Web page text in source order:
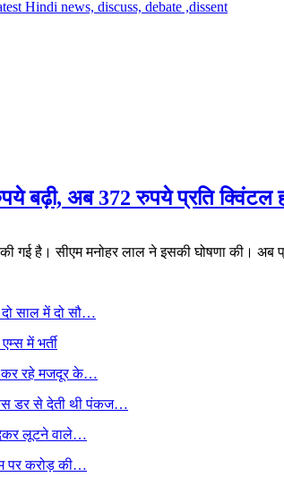
बढ़ी, अब 372 रुपये प्रति क्विंटल
की गई है। सीएम मनोहर लाल ने इसकी घोषणा की।
दो साल में दो सौ…
में भर्ती
कर रहे मजदूर के…
डर से देती थी पंकज…
देकर लूटने वाले…
पर करोड़ की…